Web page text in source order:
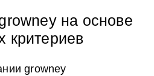
на основе
критериев
growney